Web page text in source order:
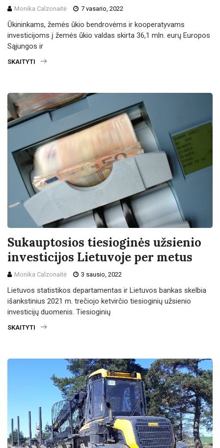
Monika Calzonaitė 7 vasario, 2022
Ūkininkams, žemės ūkio bendrovėms ir kooperatyvams
investicijoms į žemės ūkio valdas skirta 36,1 mln. eurų Europos
Sąjungos ir
SKAITYTI
Sukauptosios tiesioginės užsienio
investicijos Lietuvoje per metus
Monika Calzonaitė 3 sausio, 2022
Lietuvos statistikos departamentas ir Lietuvos bankas skelbia
išankstinius 2021 m. trečiojo ketvirčio tiesioginių užsienio
investicijų duomenis. Tiesioginių
SKAITYTI